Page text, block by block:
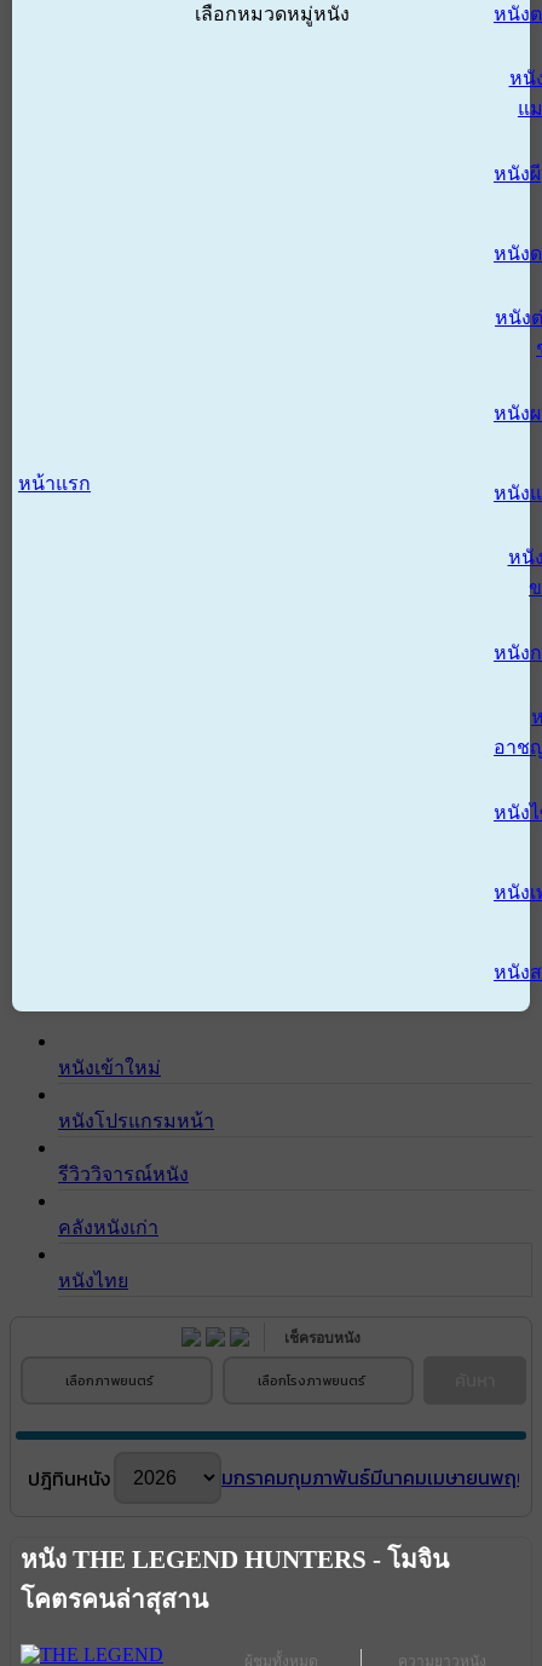
หน้าแรก
เลือกหมวดหมู่หนัง หนัง
หนั
แ
หนังผี
หนัง
หนัง
หนัง
หนัง
หนั
หนัง
อาช
หนัง
หนังเ
หนัง
หนังเข้าใหม่
หนังโปรแกรมหน้า
รีวิววิจารณ์หนัง
คลังหนังเก่า
หนังไทย
เช็ครอบหนัง
เลือกภาพยนตร์ เลือกโรงภาพยนตร์
ปฎิทินหนัง มกราคมกุมภาพันธ์มีนาคมเมษายนพฤษ
ผู้ชมทั้งหมด ความยาวหนัง
หนัง THE LEGEND HUNTERS - โมจิน
โคตรคนล่าสุสาน